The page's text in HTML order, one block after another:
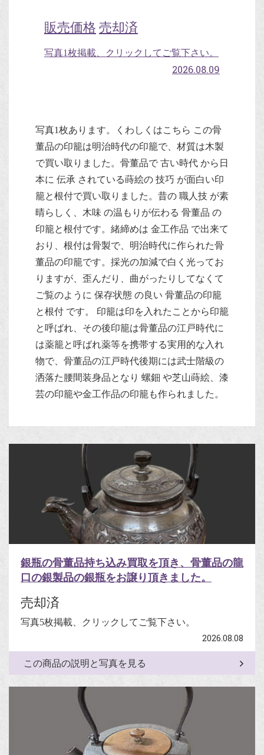
販売価格 売却済
写真1枚掲載、クリックしてご覧下さい。
2026.08.09
写真1枚あります。くわしくはこちら この骨
董品の印籠は明治時代の印籠で、材質は木製
で買い取りました。骨董品で 古い時代 から日
本に 伝承 されている蒔絵の 技巧 が面白い印
籠と根付で買い取りました。昔の 職人技 が素
晴らしく、木味 の温もりが伝わる 骨董品 の
印籠と根付です。緒締めは 金工作品 で出来て
おり、根付は骨製で、明治時代に作られた骨
董品の印籠です。採光の加減で白く光ってお
りますが、歪んだり、曲がったりしてなくて
ご覧のように 保存状態 の良い 骨董品の印籠
と根付 です。 印籠は印を入れたことから印籠
と呼ばれ、その後印籠は骨董品の江戸時代に
は薬籠と呼ばれ薬等を携帯する実用的な入れ
物で、骨董品の江戸時代後期には武士階級の
洒落た腰間装身品となり 螺鈿 や芝山蒔絵、漆
芸の印籠や金工作品の印籠も作られました。
銀瓶の骨董品持ち込み買取を頂き、骨董品の龍
口の銀製品の銀瓶をお譲り頂きました。
売却済
写真5枚掲載、クリックしてご覧下さい。
2026.08.08
この商品の説明と写真を見る